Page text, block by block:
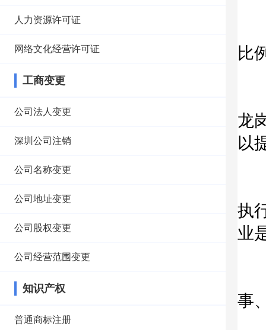
人力资源许可证
网络文化经营许可证
工商变更
公司法人变更
深圳公司注销
公司名称变更
公司地址变更
公司股权变更
公司经营范围变更
知识产权
普通商标注册
比
龙
以
执
业
事